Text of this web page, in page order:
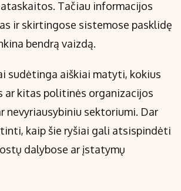
Tačiau informacijos
ir skirtingose sistemose pasklidę
bendrą vaizdą.
sudėtinga aiškiai matyti, kokius
ar kitas politinės organizacijos
nevyriausybiniu sektoriumi. Dar
kaip šie ryšiai gali atsispindėti
dalybose ar įstatymų